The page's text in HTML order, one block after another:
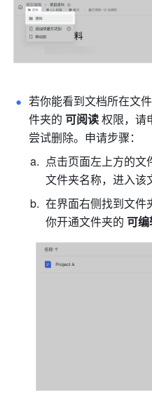
若你能看到文档所在文
件夹的 可阅读 权限，请
尝试删除。申请步骤：
点击页面左上方的文
文件夹名称，进入该
在界面右侧找到文件
你开通文件夹的 可